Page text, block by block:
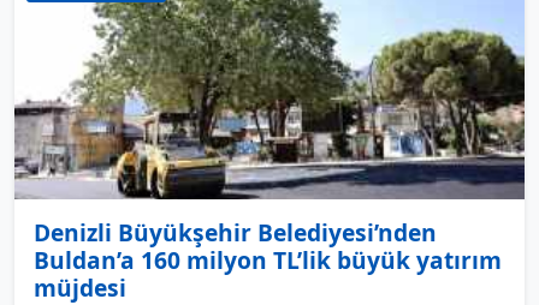
Denizli Büyükşehir Belediyesi’nden
Buldan’a 160 milyon TL’lik büyük yatırım
müjdesi